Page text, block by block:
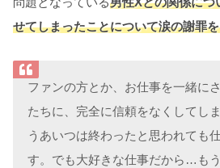
せてしまったことについて涙の謝罪
ファンの方とか、お仕事を一緒に
たちに、完全に信頼をなくしてし
うあいつは終わったと思われても
す。でも大好きな仕事だから…も